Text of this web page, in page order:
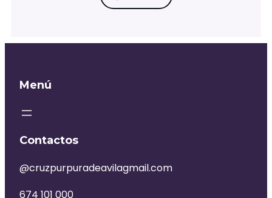
Menú
Contactos
@cruzpurpuradeavilagmail.com
674 101 000